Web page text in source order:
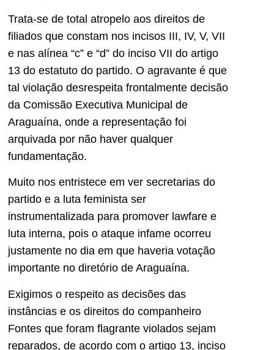
Trata-se de total atropelo aos direitos de
filiados que constam nos incisos III, IV, V, VII
e nas alínea “c” e “d” do inciso VII do artigo
13 do estatuto do partido. O agravante é que
tal violação desrespeita frontalmente decisão
da Comissão Executiva Municipal de
Araguaína, onde a representação foi
arquivada por não haver qualquer
fundamentação.
Muito nos entristece em ver secretarias do
partido e a luta feminista ser
instrumentalizada para promover lawfare e
luta interna, pois o ataque infame ocorreu
justamente no dia em que haveria votação
importante no diretório de Araguaína.
Exigimos o respeito as decisões das
instâncias e os direitos do companheiro
Fontes que foram flagrante violados sejam
reparados, de acordo com o artigo 13, inciso